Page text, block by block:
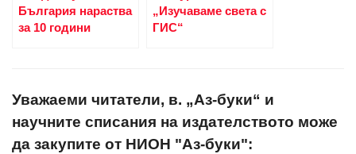
България нараства
за 10 години
„Изучаваме света с
ГИС“
Уважаеми читатели, в. „Аз-буки“ и
научните списания на издателството може
да закупите от НИОН "Аз-буки":